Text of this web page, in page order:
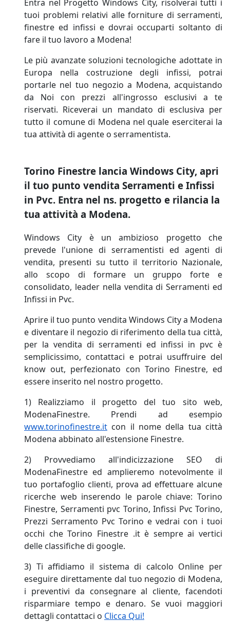
Entra nel Progetto Windows City, risolverai tutti i
tuoi problemi relativi alle forniture di serramenti,
finestre ed infissi e dovrai occuparti soltanto di
fare il tuo lavoro a Modena!
Le più avanzate soluzioni tecnologiche adottate in
Europa nella costruzione degli infissi, potrai
portarle nel tuo negozio a Modena, acquistando
da Noi con prezzi all'ingrosso esclusivi a te
riservati. Riceverai un mandato di esclusiva per
tutto il comune di Modena nel quale eserciterai la
tua attività di agente o serramentista.
Torino Finestre lancia Windows City, apri
il tuo punto vendita Serramenti e Infissi
in Pvc. Entra nel ns. progetto e rilancia la
tua attività a Modena.
Windows City è un ambizioso progetto che
prevede l'unione di serramentisti ed agenti di
vendita, presenti su tutto il territorio Nazionale,
allo scopo di formare un gruppo forte e
consolidato, leader nella vendita di Serramenti ed
Infissi in Pvc.
Aprire il tuo punto vendita Windows City a Modena
e diventare il negozio di riferimento della tua città,
per la vendita di serramenti ed infissi in pvc è
semplicissimo, contattaci e potrai usuffruire del
know out, perfezionato con Torino Finestre, ed
essere inserito nel nostro progetto.
1) Realizziamo il progetto del tuo sito web,
ModenaFinestre. Prendi ad esempio
www.torinofinestre.it con il nome della tua città
Modena abbinato all'estensione Finestre.
2) Provvediamo all'indicizzazione SEO di
ModenaFinestre ed amplieremo notevolmente il
tuo portafoglio clienti, prova ad effettuare alcune
ricerche web inserendo le parole chiave: Torino
Finestre, Serramenti pvc Torino, Infissi Pvc Torino,
Prezzi Serramento Pvc Torino e vedrai con i tuoi
occhi che Torino Finestre .it è sempre ai vertici
delle classifiche di google.
3) Ti affidiamo il sistema di calcolo Online per
eseguire direttamente dal tuo negozio di Modena,
i preventivi da consegnare al cliente, facendoti
risparmiare tempo e denaro. Se vuoi maggiori
dettagli contattaci o Clicca Qui!